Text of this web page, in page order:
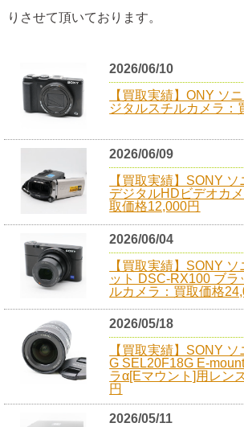
りさせて頂いております。
2026/06/10
【買取実績】ONY ソ
ジタルスチルカメラ：
2026/06/09
【買取実績】SONY
デジタルHDビデオカ
取価格12,000円
2026/06/04
【買取実績】SONY
ット DSC-RX100 ブラ
ルカメラ：買取価格
2026/05/18
【買取実績】SONY
G SEL20F18G E-
ラα[Eマウント]用レン
円
2026/05/11